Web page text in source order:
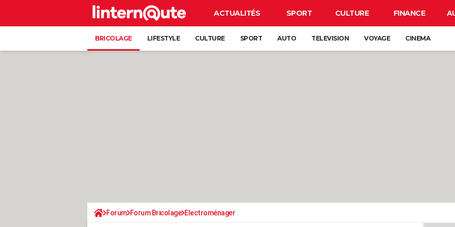
ACTUALITÉS SPORT CULTURE FINANCE
BRICOLAGE LIFESTYLE CULTURE SPORT AUTO TELEVISION VOYAGE CINEMA
Forum Forum Bricolage Electroménager